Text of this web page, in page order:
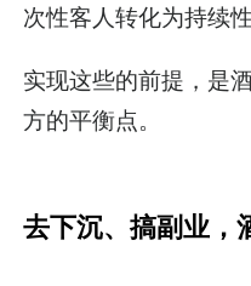
次性客人转化为持续性
实现这些的前提，是
方的平衡点。
去下沉、搞副业，